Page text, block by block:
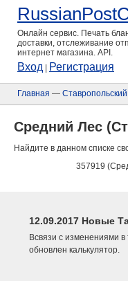
Онлайн сервис. Печать
доставки, отслеживание
интернет магазина. API.
Вход Регистрация
Главная —
Средний Лес
Найдите в данном списке
357919
12.09.2017 Новые
Всвязи с изменениями
обновлен калькулятор.